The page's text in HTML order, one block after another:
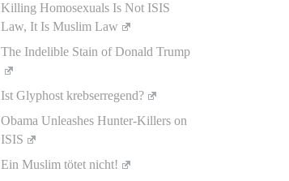
Killing Homosexuals Is Not ISIS
Law, It Is Muslim Law
The Indelible Stain of Donald Trump
Ist Glyphost krebserregend?
Obama Unleashes Hunter-Killers on
ISIS
Ein Muslim tötet nicht!